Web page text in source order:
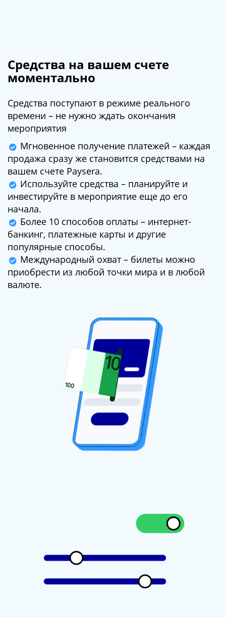
Средства на вашем счете
моментально
Средства поступают в режиме реального
времени – не нужно ждать окончания
мероприятия
Мгновенное получение платежей – каждая
продажа сразу же становится средствами на
вашем счете Paysera.
Используйте средства – планируйте и
инвестируйте в мероприятие еще до его
начала.
Более 10 способов оплаты – интернет-
банкинг, платежные карты и другие
популярные способы.
Международный охват – билеты можно
приобрести из любой точки мира и в любой
валюте.